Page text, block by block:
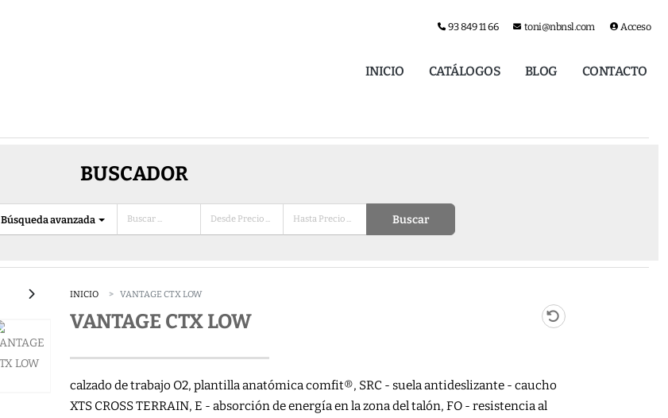
93 849 11 66 toni@nbnsl.com Acceso
INICIO CATÁLOGOS BLOG CONTACTO
BUSCADOR
Búsqueda avanzada Buscar
INICIO VANTAGE CTX LOW
VANTAGE CTX LOW
calzado de trabajo O2, plantilla anatómica comfit®, SRC - suela antideslizante - caucho
XTS CROSS TERRAIN, E - absorción de energía en la zona del talón, FO - resistencia al